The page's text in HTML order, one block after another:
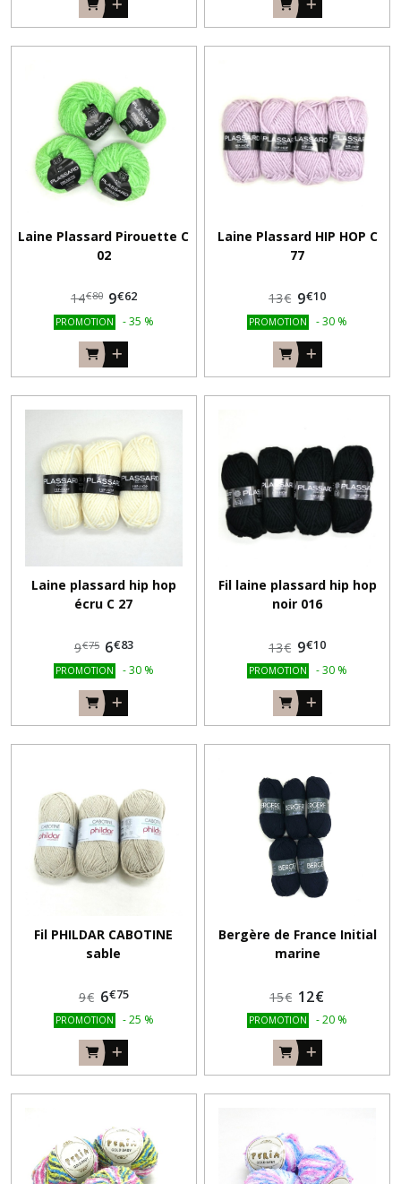
Laine Plassard Pirouette C
02
14€80 9€62
PROMOTION -35 %
Laine Plassard HIP HOP C
77
13€ 9€10
PROMOTION -30 %
Laine plassard hip hop
écru C 27
9€75 6€83
PROMOTION -30 %
Fil laine plassard hip hop
noir 016
13€ 9€10
PROMOTION -30 %
Fil PHILDAR CABOTINE
sable
9€ 6€75
PROMOTION -25 %
Bergère de France Initial
marine
15€ 12€
PROMOTION -20 %